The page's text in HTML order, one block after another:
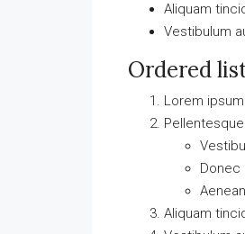
Aliquam
Vestibulum
Ordered
Lorem
Donec
Aliquam